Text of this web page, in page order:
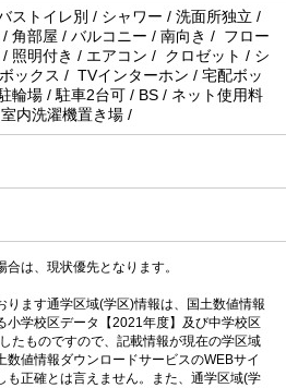
ストイレ別 / シャワー / 洗面所独立 /
/ 角部屋 / バルコニー / 南向き / フロー
/ 照明付き / エアコン / クロゼット / シ
ックス / TVインターホン / 宅配ボッ
輪場 / 駐車2台可 / BS / ネット使用料
内洗濯機置き場 /
は、現状優先となります。
ります通学区域(学区)情報は、国土数値情報
小学校区データ【2021年度】及び中学校区
たものですので、記載情報が現在の学区域
数値情報ダウンロードサービスのWEBサイ
も正確とは言えません。また、通学区域(学